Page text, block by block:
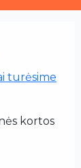
turėsime
kortos